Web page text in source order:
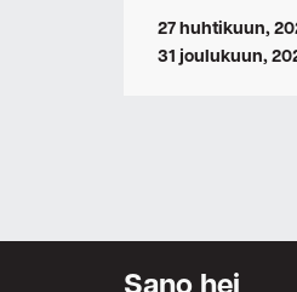
27 huhtikuun,
31 joulukuun,